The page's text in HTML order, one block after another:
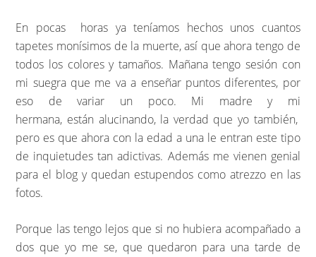
En pocas horas ya teníamos hechos unos cuantos
tapetes monísimos de la muerte, así que ahora tengo de
todos los colores y tamaños. Mañana tengo sesión con
mi suegra que me va a enseñar puntos diferentes, por
eso de variar un poco. Mi madre y mi
hermana, están alucinando, la verdad que yo también,
pero es que ahora con la edad a una le entran este tipo
de inquietudes tan adictivas. Además me vienen genial
para el blog y quedan estupendos como atrezzo en las
fotos.
Porque las tengo lejos que si no hubiera acompañado a
dos que yo me se, que quedaron para una tarde de